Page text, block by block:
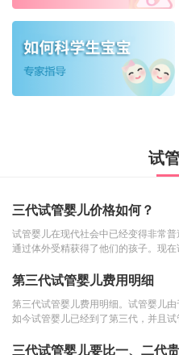
试
三代试管婴儿价格如何？
试管婴儿在现代社会中已经变得非常
通过体外受精获得了他们的孩子。现
第三代试管婴儿费用明细
第三代试管婴儿费用明细。试管婴儿
如今试管婴儿已经到了第三代，并且
三代试管婴儿要比一、二代